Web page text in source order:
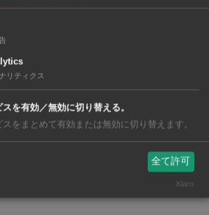
ック」って、どんなクリニッ
3人（これまでに亡くなった人34,712
リティクス
を有効／無効に切り替える。
スをまとめて有効または無効に切り替えます。
全て許可
Klaro